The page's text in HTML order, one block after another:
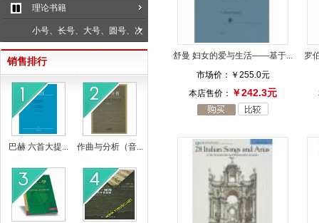
理论书籍
小号、长号、大号、圆号、次
中音号
销售排行
巴赫 六首大提... 作曲与分析（音...
舒曼 妇女的爱与生活——基于...
市场价： ￥255.0元
本店售价： ￥242.3元
罗